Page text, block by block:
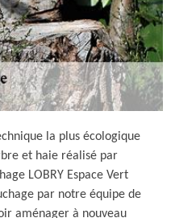
la plus écologique
et haie réalisé par
LOBRY Espace Vert
par notre équipe de
aménager à nouveau